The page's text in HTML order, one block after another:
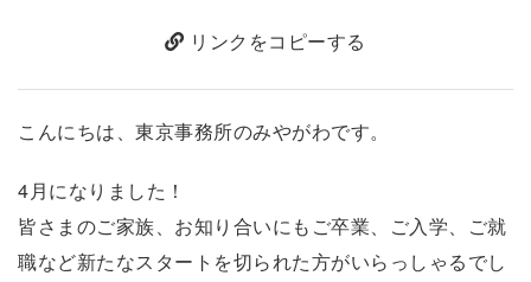
リンクをコピーする
こんにちは、東京事務所のみやがわです。
4月になりました！
皆さまのご家族、お知り合いにもご卒業、ご入学、ご就
職など新たなスタートを切られた方がいらっしゃるでし